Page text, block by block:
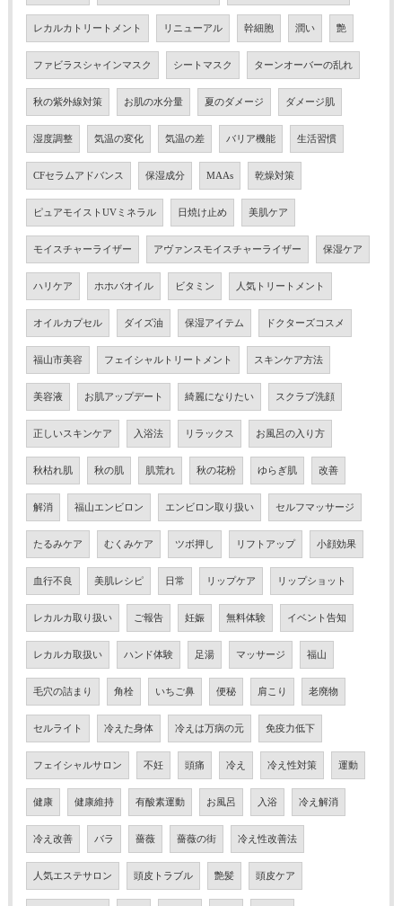
レカルカトリートメント リニューアル 幹細胞 潤い 艶
ファビラスシャインマスク シートマスク ターンオーバーの乱れ
秋の紫外線対策 お肌の水分量 夏のダメージ ダメージ肌
湿度調整 気温の変化 気温の差 バリア機能 生活習慣
CFセラムアドバンス 保湿成分 MAAs 乾燥対策
ピュアモイストUVミネラル 日焼け止め 美肌ケア
モイスチャーライザー アヴァンスモイスチャーライザー 保湿ケア
ハリケア ホホバオイル ビタミン 人気トリートメント
オイルカプセル ダイズ油 保湿アイテム ドクターズコスメ
福山市美容 フェイシャルトリートメント スキンケア方法
美容液 お肌アップデート 綺麗になりたい スクラブ洗顔
正しいスキンケア 入浴法 リラックス お風呂の入り方
秋枯れ肌 秋の肌 肌荒れ 秋の花粉 ゆらぎ肌 改善
解消 福山エンビロン エンビロン取り扱い セルフマッサージ
たるみケア むくみケア ツボ押し リフトアップ 小顔効果
血行不良 美肌レシピ 日常 リップケア リップショット
レカルカ取り扱い ご報告 妊娠 無料体験 イベント告知
レカルカ取扱い ハンド体験 足湯 マッサージ 福山
毛穴の詰まり 角栓 いちご鼻 便秘 肩こり 老廃物
セルライト 冷えた身体 冷えは万病の元 免疫力低下
フェイシャルサロン 不妊 頭痛 冷え 冷え性対策 運動
健康 健康維持 有酸素運動 お風呂 入浴 冷え解消
冷え改善 バラ 薔薇 薔薇の街 冷え性改善法
人気エステサロン 頭皮トラブル 艶髪 頭皮ケア